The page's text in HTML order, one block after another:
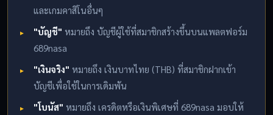
และเกมคาสิโนอื่นๆ
"บัญชี" หมายถึง บัญชีผู้ใช้ที่สมาชิกสร้างขึ้นบนแพลตฟอร์ม
689nasa
"เงินจริง" หมายถึง เงินบาทไทย (THB) ที่สมาชิกฝากเข้า
บัญชีเพื่อใช้ในการเดิมพัน
"โบนัส" หมายถึง เครดิตหรือเงินพิเศษที่ 689nasa มอบให้